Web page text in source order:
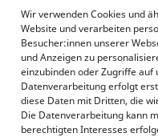
Zahlung & Lieferung
Datenschutz
AGB
Alpenflüstern
Philosophie
Händlerbereich
Wir verwenden Cookies und
Website und verarbeiten
Besucher:innen unserer
und Anzeigen zu
einzubinden oder Zugriffe auf
Datenverarbeitung erfolgt
diese Daten mit Dritten, die
Die Datenverarbeitung kann
berechtigten Interesses